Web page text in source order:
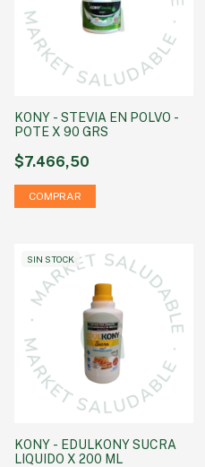
KONY - STEVIA EN POLVO -
POTE X 90 GRS
$7.466,50
SIN STOCK
KONY - EDULKONY SUCRA
LIQUIDO X 200 ML